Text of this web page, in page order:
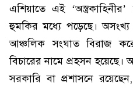
এশিয়াতে এই
হুমকির মধ্যে পড়েছে। অসংখ্য
আঞ্চলিক সংঘাত বিরাজ
বিচারের নামে প্রহসন হয়েছে।
সরকারি বা প্রশাসনে